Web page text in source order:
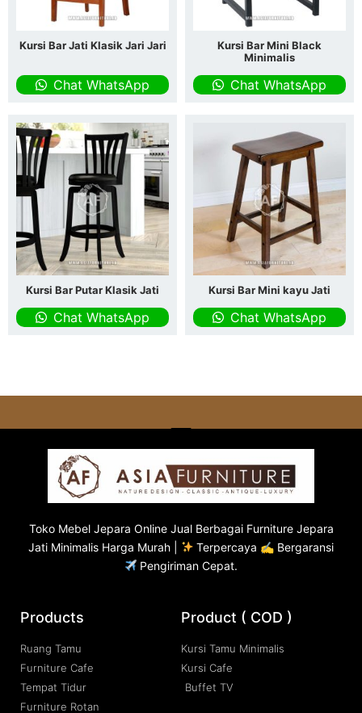
Kursi Bar Jati Klasik Jari Jari
Chat WhatsApp
Kursi Bar Mini Black
Minimalis
Chat WhatsApp
Kursi Bar Putar Klasik Jati
Chat WhatsApp
Kursi Bar Mini kayu Jati
Chat WhatsApp
Toko Mebel Jepara Online Jual Berbagai Furniture Jepara
Jati Minimalis Harga Murah |
Terpercaya ✍ Bergaransi
Pengiriman Cepat.
Products
Ruang Tamu
Furniture Cafe
Tempat Tidur
Furniture Rotan
Product ( COD )
Kursi Tamu Minimalis
Kursi Cafe
Buffet TV